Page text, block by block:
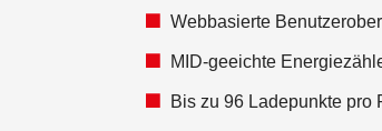
Webbasierte
MID-geeichte
Bis zu 96 Ladepunkte pro